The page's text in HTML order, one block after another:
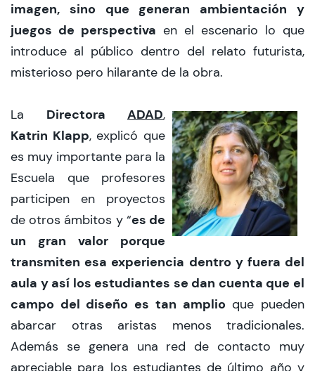
imagen, sino que generan ambientación y
juegos de perspectiva en el escenario lo que
introduce al público dentro del relato futurista,
misterioso pero hilarante de la obra.
La Directora ADAD,
Katrin Klapp, explicó que
es muy importante para la
Escuela que profesores
participen en proyectos
de otros ámbitos y “es de
un gran valor porque
transmiten esa experiencia dentro y fuera del
aula y así los estudiantes se dan cuenta que el
campo del diseño es tan amplio que pueden
abarcar otras aristas menos tradicionales.
Además se genera una red de contacto muy
apreciable para los estudiantes de último año y